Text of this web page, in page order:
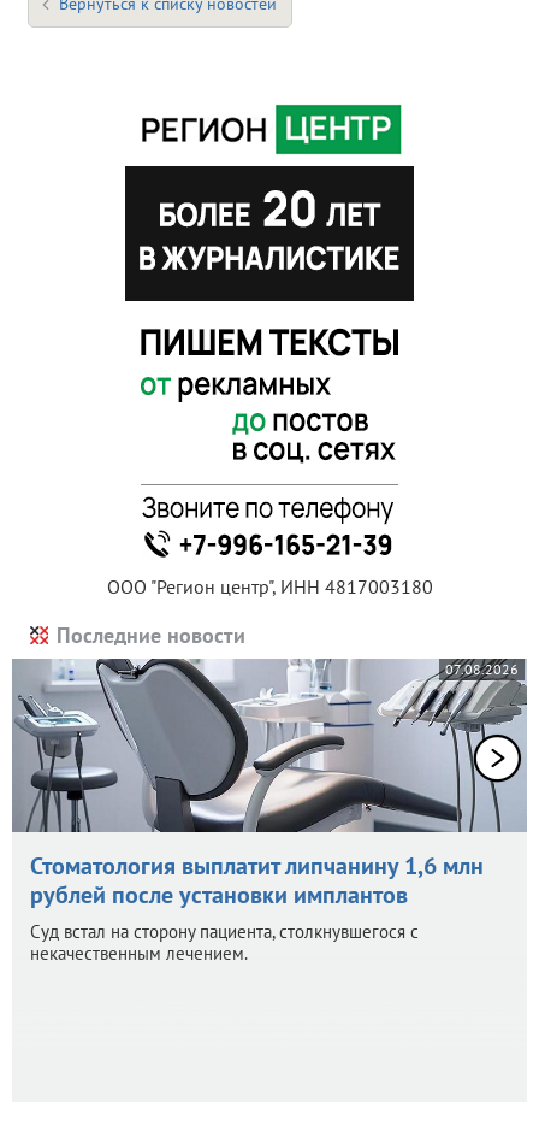
ООО "Регион центр", ИНН 4817003180
Последние новости
07.08.2026
Стоматология выплатит липчанину 1,6 млн
рублей после установки имплантов
Суд встал на сторону пациента, столкнувшегося с
некачественным лечением.